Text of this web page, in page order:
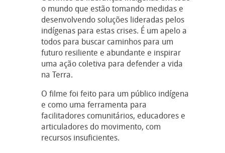
o mundo que estão tomando medidas e
desenvolvendo soluções lideradas pelos
indígenas para estas crises. É um apelo a
todos para buscar caminhos para um
futuro resiliente e abundante e inspirar
uma ação coletiva para defender a vida
na Terra.
O filme foi feito para um público indígena
e como uma ferramenta para
facilitadores comunitários, educadores e
articuladores do movimento, com
recursos insuficientes.